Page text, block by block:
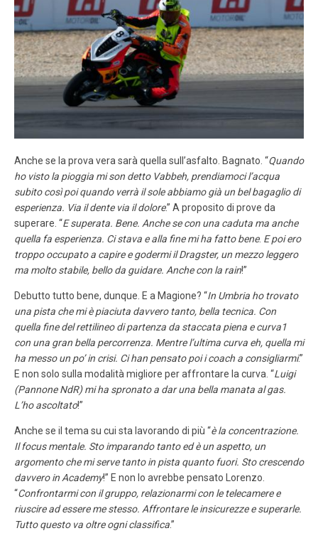
Anche se la prova vera sarà quella sull’asfalto. Bagnato. “Quando
ho visto la pioggia mi son detto Vabbeh, prendiamoci l’acqua
subito così poi quando verrà il sole abbiamo già un bel bagaglio di
esperienza. Via il dente via il dolore.” A proposito di prove da
superare. “E superata. Bene. Anche se con una caduta ma anche
quella fa esperienza. Ci stava e alla fine mi ha fatto bene. E poi ero
troppo occupato a capire e godermi il Dragster, un mezzo leggero
ma molto stabile, bello da guidare. Anche con la rain!”
Debutto tutto bene, dunque. E a Magione? “In Umbria ho trovato
una pista che mi è piaciuta davvero tanto, bella tecnica. Con
quella fine del rettilineo di partenza da staccata piena e curva1
con una gran bella percorrenza. Mentre l’ultima curva eh, quella mi
ha messo un po’ in crisi. Ci han pensato poi i coach a consigliarmi.”
E non solo sulla modalità migliore per affrontare la curva. “Luigi
(Pannone NdR) mi ha spronato a dar una bella manata al gas.
L’ho ascoltato!”
Anche se il tema su cui sta lavorando di più “è la concentrazione.
Il focus mentale. Sto imparando tanto ed è un aspetto, un
argomento che mi serve tanto in pista quanto fuori. Sto crescendo
davvero in Academy!” E non lo avrebbe pensato Lorenzo.
“Confrontarmi con il gruppo, relazionarmi con le telecamere e
riuscire ad essere me stesso. Affrontare le insicurezze e superarle.
Tutto questo va oltre ogni classifica.”